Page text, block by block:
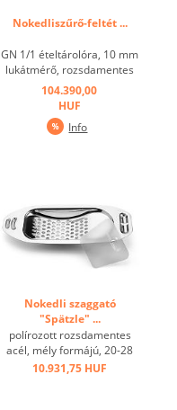
Nokedliszűrő-feltét ...
GN 1/1 ételtárolóra, 10 mm
lukátmérő, rozsdamentes
acél ...
104.390,00
HUF
Info
Nokedli szaggató
"Spätzle" ...
polírozott rozsdamentes
acél, mély formájú, 20-28
cm-es edényekhez,
10.931,75 HUF